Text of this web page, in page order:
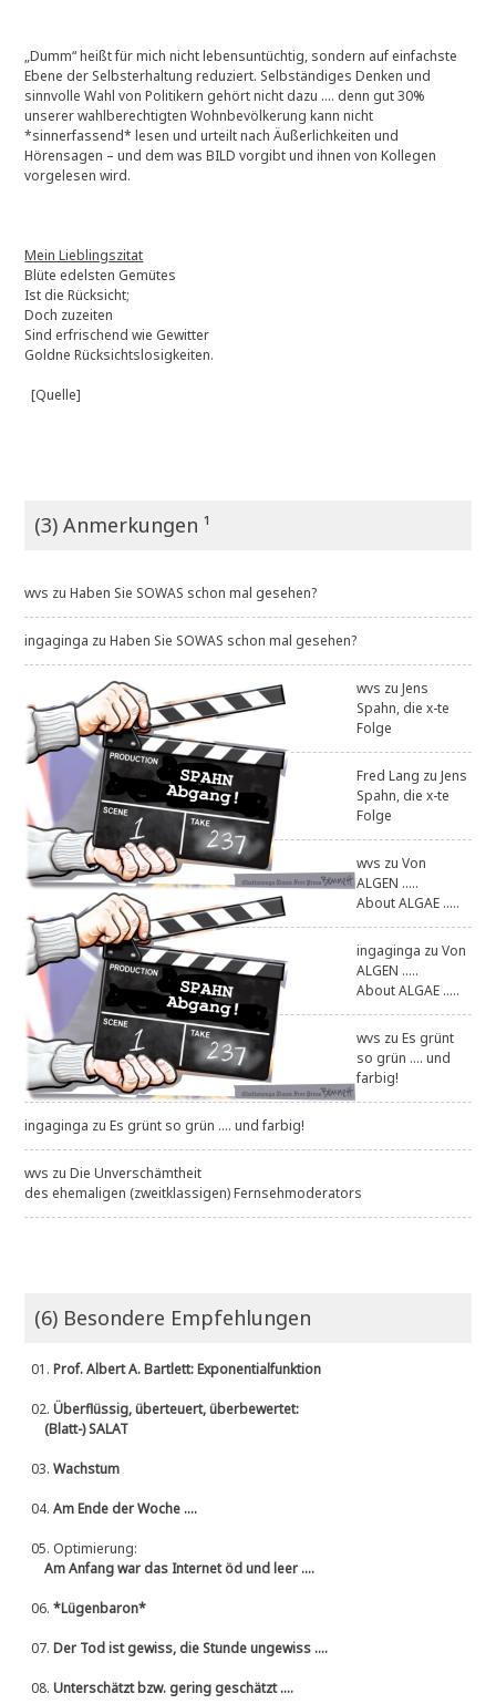
*
u
p
d
a
t
„Dumm“ heißt für mich nicht lebensuntüchtig, sondern auf einfachste
Ebene der Selbsterhaltung reduziert. Selbständiges Denken und
sinnvolle Wahl von Politikern gehört nicht dazu …. denn gut 30%
unserer wahlberechtigten Wohnbevölkerung kann nicht
*sinnerfassend* lesen und urteilt nach Äußerlichkeiten und
Hörensagen – und dem was BILD vorgibt und ihnen von Kollegen
vorgelesen wird.
Mein Lieblingszitat
Blüte edelsten Gemütes
Ist die Rücksicht;
Doch zuzeiten
Sind erfrischend wie Gewitter
Goldne Rücksichtslosigkeiten.
[Quelle]
(3) Anmerkungen ¹
wvs zuHaben Sie SOWAS schon mal gesehen?
ingaginga zuHaben Sie SOWAS schon mal gesehen?
wvs zuJens
Spahn, die x-te
Folge
Fred Lang zuJens
Spahn, die x-te
Folge
wvs zuVon
ALGEN .....
About ALGAE .....
ingaginga zuVon
ALGEN .....
About ALGAE .....
wvs zuEs grünt
so grün .... und
farbig!
ingaginga zuEs grünt so grün .... und farbig!
wvs zuDie Unverschämtheit
des ehemaligen (zweitklassigen) Fernsehmoderators
(6) Besondere Empfehlungen
01.Prof. Albert A. Bartlett: Exponentialfunktion
02.Überflüssig, überteuert, überbewertet:
(Blatt-) SALAT
03.Wachstum
04.Am Ende der Woche ....
05. Optimierung:
Am Anfang war das Internet öd und leer ....
06.*Lügenbaron*
07.Der Tod ist gewiss, die Stunde ungewiss ....
08.Unterschätzt bzw. gering geschätzt ....